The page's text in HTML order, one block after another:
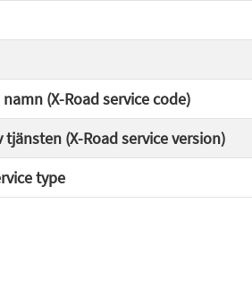
(X-Road service code)
tjänsten (X-Road service version)
type